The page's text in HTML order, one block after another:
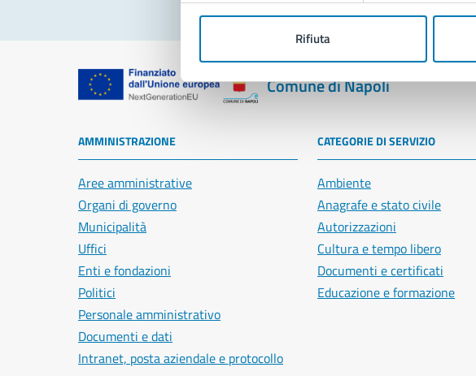
Rifiuta
Comune di Napoli
AMMINISTRAZIONE
Aree amministrative
Organi di governo
Municipalità
Uffici
Enti e fondazioni
Politici
Personale amministrativo
Documenti e dati
Intranet, posta aziendale e protocollo
CATEGORIE DI SERVIZIO
Ambiente
Anagrafe e stato civile
Autorizzazioni
Cultura e tempo libero
Documenti e certificati
Educazione e formazione